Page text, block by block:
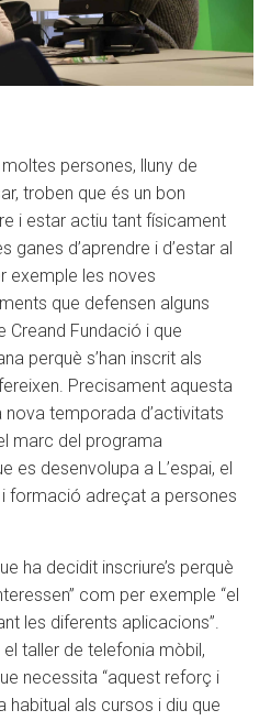
persones, lluny de
troben que és un bon
i estar actiu tant físicament
ganes d’aprendre i d’estar al
exemple les noves
que defensen alguns
Creand Fundació i que
perquè s’han inscrit als
Precisament aquesta
temporada d’activitats
marc del programa
es desenvolupa a L’espai, el
formació adreçat a persones
ha decidit inscriure’s perquè
com per exemple “el
les diferents aplicacions”.
taller de telefonia mòbil,
necessita “aquest reforç i
habitual als cursos i diu que